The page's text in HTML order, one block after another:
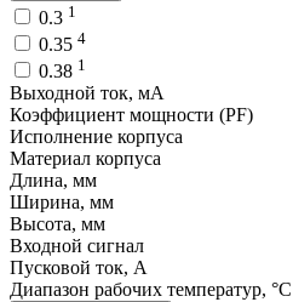
0.3 1
0.35 4
0.38 1
Выходной ток, мA
Коэффициент мощности (PF)
Исполнение корпуса
Материал корпуса
Длина, мм
Ширина, мм
Высота, мм
Входной сигнал
Пусковой ток, A
Диапазон рабочих температур, °C